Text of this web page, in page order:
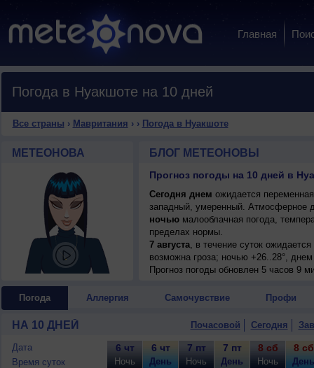
Главная
Погода в Нуакшоте на 10 дней
Все страны › Мавритания › › Погода в Нуакшоте
МЕТЕОНОВА БЛОГ МЕТЕОНОВЫ
Прогноз погоды на 10 дней в
Сегодня днем ожидается
западный, умеренный. Атмосферное
ночьюмалооблачная погода,
пределах нормы.
7 августа, в течение суток
возможна гроза; ночью +26..28°,
8 августа, ожидается малооблачная
9 августа, в течение суток
10 августа, ожидается малооблачная
западный, умеренный.
Прогноз погоды обновлен 5 часов 9
Погода Аллергия Самочувствие Профи
НА 10 ДНЕЙ Почасовой Сегодня
Дата
Время суток
6 чт
Ночь
6 чт
День
7 пт
Ночь
7 пт
День
8 сб
Ночь
8 сб
День